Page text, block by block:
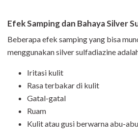
Efek Samping dan Bahaya Silver
Beberapa efek samping yang bisa
menggunakan silver sulfadiazine
Iritasi kulit
Rasa terbakar di kulit
Gatal-gatal
Ruam
Kulit atau gusi berwarna abu-